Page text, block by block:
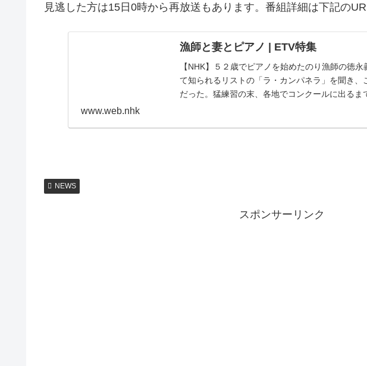
見逃した方は15日0時から再放送もあります。番組詳細は下記の
漁師と妻とピアノ | ETV特集
【NHK】５２歳でピアノを始めたのり漁師の徳
て知られるリストの「ラ・カンパネラ」を聞き、
だった。猛練習の末、各地でコンクールに出るま
www.web.nhk
NEWS
スポンサーリンク